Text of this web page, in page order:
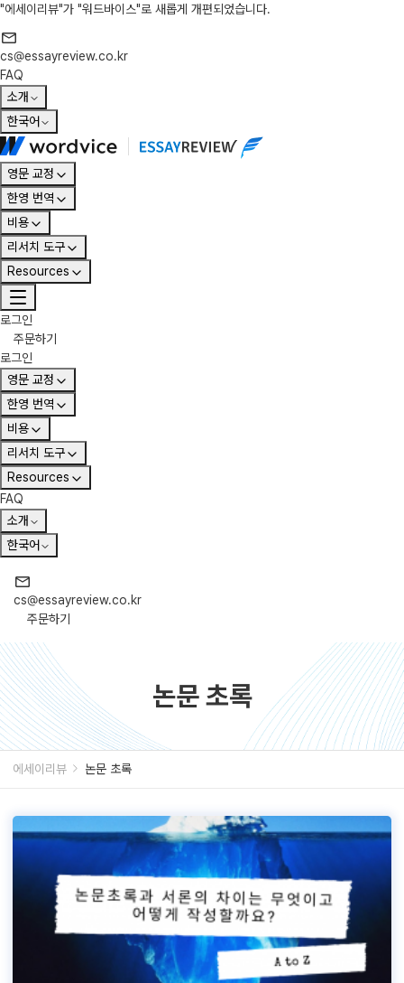
"에세이리뷰"가 "워드바이스"로 새롭게 개편되었습니다.
cs@essayreview.co.kr
FAQ
소개
한국어
영문 교정
한영 번역
비용
리서치 도구
Resources
로그인
주문하기
로그인
영문 교정
한영 번역
비용
리서치 도구
Resources
FAQ
소개
한국어
cs@essayreview.co.kr
주문하기
논문 초록
에세이리뷰 논문 초록